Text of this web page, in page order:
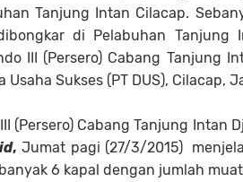
Tanjung Intan Cilacap.
di Pelabuhan Tanjung
III (Persero) Cabang Tanjung
Sukses (PT DUS), Cilacap,
(Persero) Cabang Tanjung Intan
, Jumat pagi (27/3/2015)
6 kapal dengan jumlah